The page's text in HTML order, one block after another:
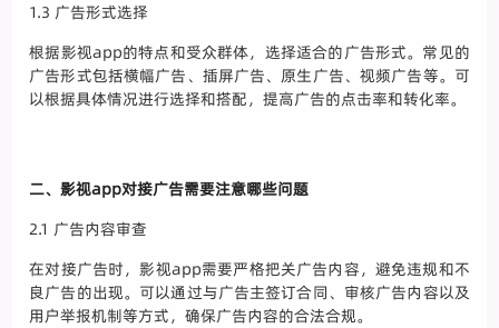
1.3 广告形式选择
根据影视app的特点和受众群体，选择适合的广告形式。常见的
广告形式包括横幅广告、插屏广告、原生广告、视频广告等。可
以根据具体情况进行选择和搭配，提高广告的点击率和转化率。
二、影视app对接广告需要注意哪些问题
2.1 广告内容审查
在对接广告时，影视app需要严格把关广告内容，避免违规和不
良广告的出现。可以通过与广告主签订合同、审核广告内容以及
用户举报机制等方式，确保广告内容的合法合规。